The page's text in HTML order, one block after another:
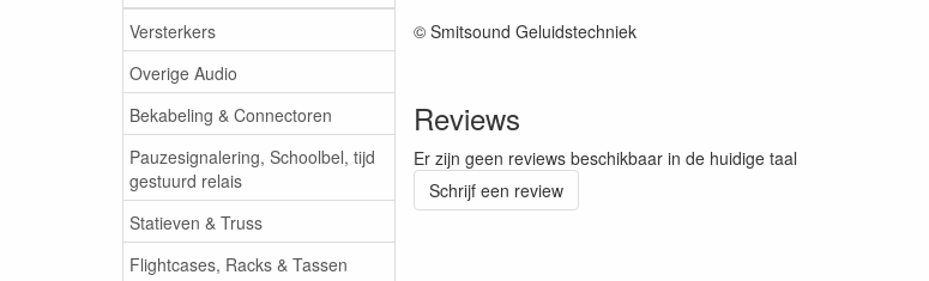
Versterkers
Overige Audio
Bekabeling & Connectoren
Pauzesignalering, Schoolbel, tijd
gestuurd relais
Statieven & Truss
Flightcases, Racks & Tassen
© Smitsound Geluidstechniek
Reviews
Er zijn geen reviews beschikbaar in de huidige taal
Schrijf een review